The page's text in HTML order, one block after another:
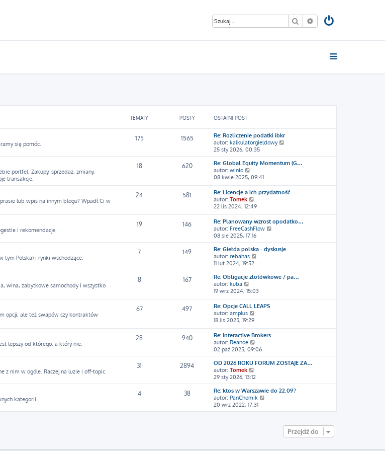
Szukaj Wyszukiwanie
TEMATY POSTY OSTATNI POST
się pomóc.
175 1565
Re: Rozliczenie podatki ibkr
autor: kalkulatorgieldowy
ś
w
t
l
n
s
z
o
s
25 sty 2026, 00:35
portfel. Zakupy, sprzedaż, zmiany,
transakcje.
18 620
Re: Global Equity Momentum (G…
autor: winio
y
ś
w
i
e
l
n
a
n
o
w
s
z
p
s
t
08 kwie 2025, 09:41
lub wpis na innym blogu? Wpadł Ci w
24 581
Re: Licencje a ich przydatność
autor: Tomek
y
ś
w
i
e
t
l
n
j
n
w
s
z
s
t
22 lis 2024, 12:49
i rekomendacje.
19 146
Re: Planowany wzrost opodatko…
autor: FreeCashFlow
ś
w
t
l
j
s
o
s
08 sie 2025, 17:16
tym Polska) i rynki wschodzące.
7 149
Re: Giełda polska - dyskusje
autor: rebahas
ś
w
e
t
l
n
w
s
z
o
s
t
11 lut 2024, 19:52
wina, zabytkowe samochody i wszystko
8 167
Re: Obligacje złotówkowe / pa…
autor: kuba
y
ś
w
i
e
n
a
n
o
w
s
z
y
p
o
19 wrz 2024, 15:03
opcji, ale też swapów czy kontraktów
67 497
Re: Opcje CALL LEAPS
autor: amplus
ś
w
e
t
l
a
j
n
o
w
s
18 lis 2025, 19:29
lepszy od którego, a który nie.
28 940
Re: Interactive Brokers
autor: Reanoe
y
ś
w
e
t
l
n
a
j
02 paź 2025, 09:06
z nim w ogóle. Raczej na luzie i off-topic.
31 2894
OD 2026 ROKU FORUM ZOSTAJE ZA…
autor: Tomek
y
ś
w
i
e
t
29 sty 2026, 13:12
kategorii.
4 38
Re: ktos w Warszawie do 22.09?
autor: PanChomik
ś
20 wrz 2022, 17:31
Przejdź do